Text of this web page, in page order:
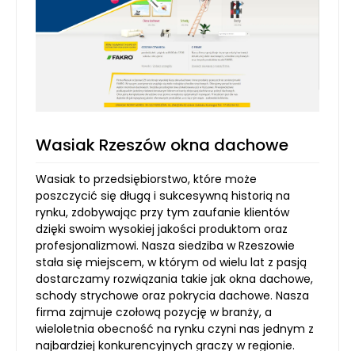
Wasiak Rzeszów okna dachowe
Wasiak to przedsiębiorstwo, które może
poszczycić się długą i sukcesywną historią na
rynku, zdobywając przy tym zaufanie klientów
dzięki swoim wysokiej jakości produktom oraz
profesjonalizmowi. Nasza siedziba w Rzeszowie
stała się miejscem, w którym od wielu lat z pasją
dostarczamy rozwiązania takie jak okna dachowe,
schody strychowe oraz pokrycia dachowe. Nasza
firma zajmuje czołową pozycję w branży, a
wieloletnia obecność na rynku czyni nas jednym z
najbardziej konkurencyjnych graczy w regionie.